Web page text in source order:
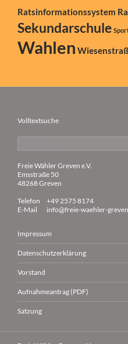
Ratsinformationssystem
Sekundarschule
Wahlen
Volltextsuche
nach:
Freie Wähler Greven e.V.
Emsstraße 50
48268 Greven
Telefon
+49 2575 8174
E-Mail
info@freie-waehler-
Impressum
Datenschutzerklärung
Vorstand
Aufnahmeantrag (PDF)
Satzung